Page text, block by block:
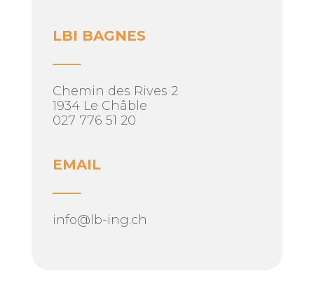
LBI BAGNES
Chemin des Rives 2
1934 Le Châble
027 776 51 20
EMAIL
info@lb-ing.ch